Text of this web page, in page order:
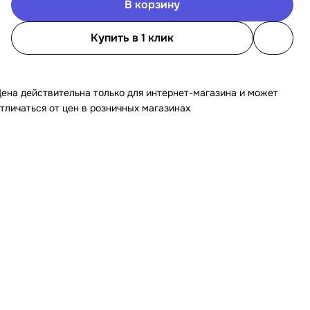
В корзину
Купить в 1 клик
действительна только для интернет-магазина и может
от цен в розничных магазинах